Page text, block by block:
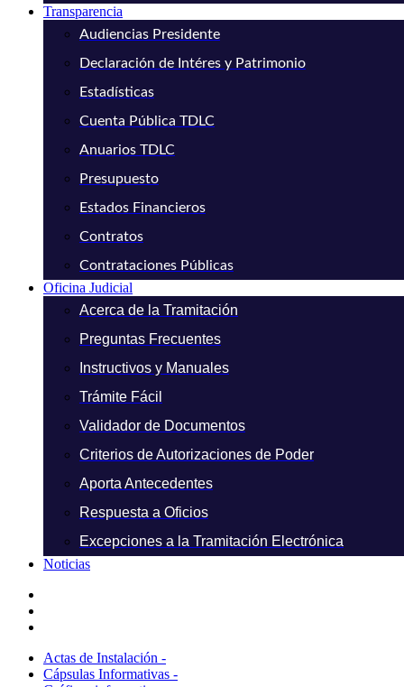
Transparencia
Audiencias Presidente
Declaración de Intéres y Patrimonio
Estadísticas
Cuenta Pública TDLC
Anuarios TDLC
Presupuesto
Estados Financieros
Contratos
Contrataciones Públicas
Oficina Judicial
Acerca de la Tramitación
Preguntas Frecuentes
Instructivos y Manuales
Trámite Fácil
Validador de Documentos
Criterios de Autorizaciones de Poder
Aporta Antecedentes
Respuesta a Oficios
Excepciones a la Tramitación Electrónica
Noticias
Actas de Instalación -
Cápsulas Informativas -